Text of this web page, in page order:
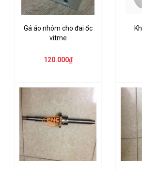
Gá áo nhôm cho đai ốc
vitme
120.000₫